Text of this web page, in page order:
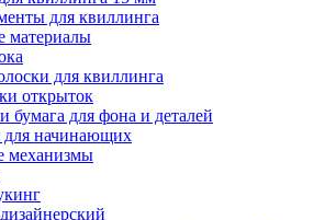
для квиллинга
материалы
для квиллинга
открыток
бумага для фона и деталей
начинающих
механизмы